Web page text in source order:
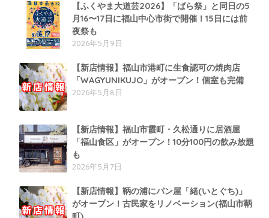
【ふくやま大道芸2026】「ばら祭」と同日の5
月16〜17日に福山中心市街で開催！15日には前
夜祭も
2026年5月9日
【新店情報】福山市港町に生食認可の焼肉店
「WAGYUNIKUJO」がオープン！個室も完備
2026年5月8日
【新店情報】福山市霞町・久松通りに居酒屋
「福山食区」がオープン！10分100円の飲み放題
も
2026年5月7日
【新店情報】鞆の浦にパン屋「緒(いとぐち)」
がオープン！古民家をリノベーション(福山市鞆